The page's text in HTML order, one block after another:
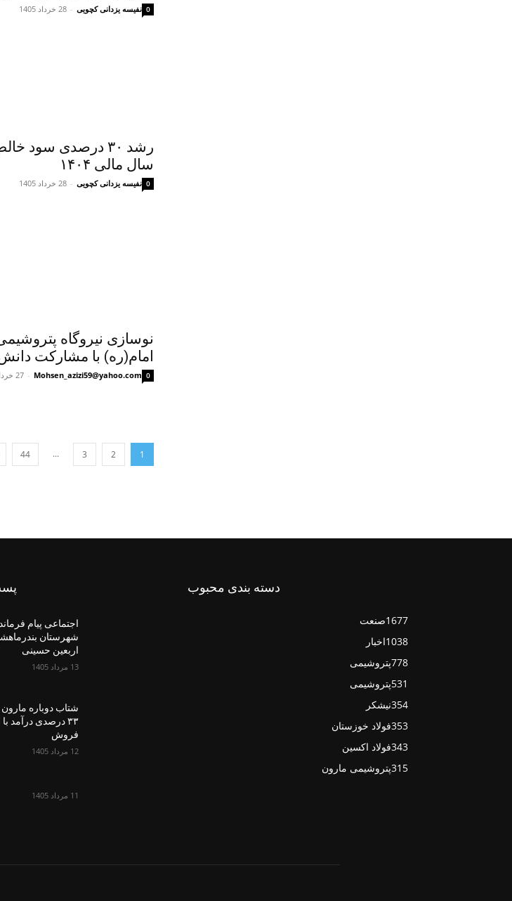
نفیسه یزدانی کچویی - 28 خرداد 1405 0
رشد ۳۰ درصدی سود
سال مالی ۱۴۰۴
نفیسه یزدانی کچویی - 28 خرداد 1405 0
نوسازی نیروگاه
امام(ره) با مشارکت
Mohsen_azizi59@yahoo.com
- 27 خرداد 1405 0
1
2
3
...
44
اجتماعی پیام
شهرستان
اربعین حسینی
13 مرداد 1405
شتاب دوباره مارون
۳۳ درصدی درآمد
فروش
12 مرداد 1405
11 مرداد 1405
دسته بندی محبوب
صنعت1677
اخبار1038
پتروشیمی778
پتروشیمی531
نیشکر354
فولاد خوزستان353
فولاد اکسین343
پتروشیمی مارون315